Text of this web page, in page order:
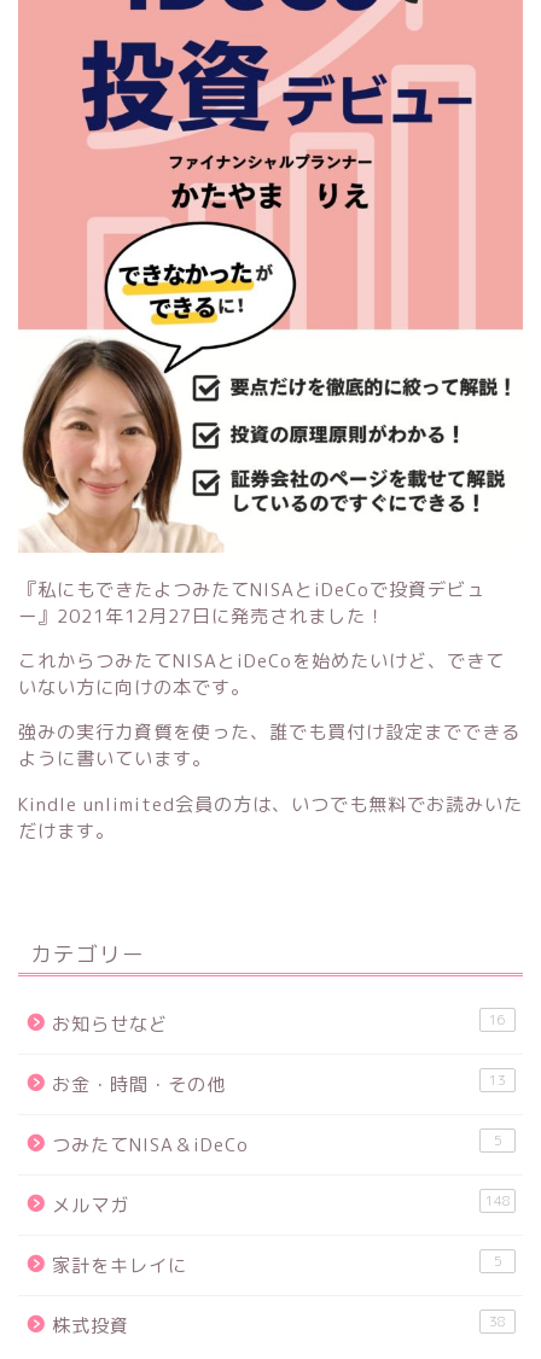
『私にもできたよつみたてNISAとiDeCoで投資デビュ
ー』 2021年12月27日に発売されました！
これからつみたてNISAとiDeCoを始めたいけど、できて
いない方に向けの本です。
強みの実行力資質を使った、誰でも買付け設定までできる
ように書いています。
Kindle unlimited会員の方は、いつでも無料でお読みいた
だけます。
カテゴリー
お知らせなど 16
お金・時間・その他 13
つみたてNISA＆iDeCo 5
メルマガ 148
家計をキレイに 5
株式投資 38